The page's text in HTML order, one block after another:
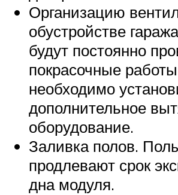
Организацию
обустройстве
будут постоянно
покрасочные
необходимо
дополнительное
оборудование.
Заливка полов.
продлевают срок
дна модуля.